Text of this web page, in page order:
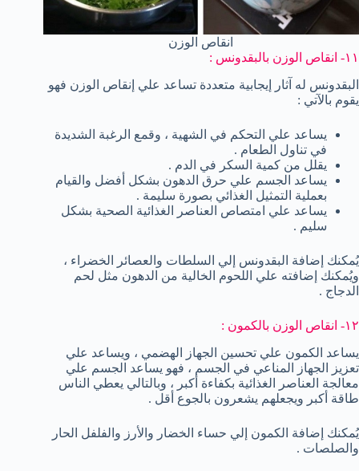
انقاص الوزن
١١- انقاص الوزن بالبقدونس :
البقدونس له آثار إيجابية متعددة تساعد علي إنقاص الوزن فهو
يقوم بالآتي :
يساعد علي التحكم في الشهية ، وقمع الرغبة الشديدة
في تناول الطعام .
يقلل من كمية السكر في الدم .
يساعد الجسم علي حرق الدهون بشكل أفضل والقيام
بعملية التمثيل الغذائي بصورة سليمة .
يساعد علي امتصاص العناصر الغذائية الصحية بشكل
سليم .
يُمكنك إضافة البقدونس إلي السلطات والعصائر الخضراء ،
ويُمكنك إضافته علي اللحوم الخالية من الدهون مثل لحم
الدجاج .
١٢- انقاص الوزن بالكمون :
يساعد الكمون علي تحسين الجهاز الهضمي ، ويساعد علي
تعزيز الجهاز المناعي في الجسم ، فهو يساعد الجسم علي
معالجة العناصر الغذائية بكفاءة أكبر ، وبالتالي يعطي الناس
طاقة أكبر ويجعلهم يشعرون بالجوع أقل .
يُمكنك إضافة الكمون إلي حساء الخضار والأرز والفلفل الحار
والصلصات .